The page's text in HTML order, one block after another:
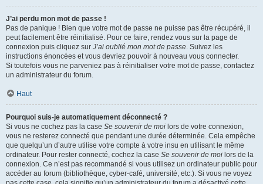
J’ai perdu mon mot de passe !
Pas de panique ! Bien que votre mot de passe ne puisse pas être récupéré, il
peut facilement être réinitialisé. Pour ce faire, rendez vous sur la page de
connexion puis cliquez sur J’ai oublié mon mot de passe. Suivez les
instructions énoncées et vous devriez pouvoir à nouveau vous connecter.
Si toutefois vous ne parveniez pas à réinitialiser votre mot de passe, contactez
un administrateur du forum.
Haut
Pourquoi suis-je automatiquement déconnecté ?
Si vous ne cochez pas la case Se souvenir de moi lors de votre connexion,
vous ne resterez connecté que pendant une durée déterminée. Cela empêche
que quelqu’un d’autre utilise votre compte à votre insu en utilisant le même
ordinateur. Pour rester connecté, cochez la case Se souvenir de moi lors de la
connexion. Ce n’est pas recommandé si vous utilisez un ordinateur public pour
accéder au forum (bibliothèque, cyber-café, université, etc.). Si vous ne voyez